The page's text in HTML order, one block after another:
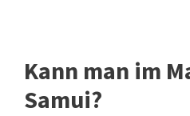
Kann man im
Samui?